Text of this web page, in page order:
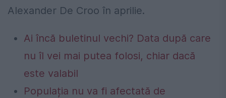
Alexander De Croo în aprilie.
Ai încă buletinul vechi? Data după care
nu îl vei mai putea folosi, chiar dacă
este valabil
Populația nu va fi afectată de